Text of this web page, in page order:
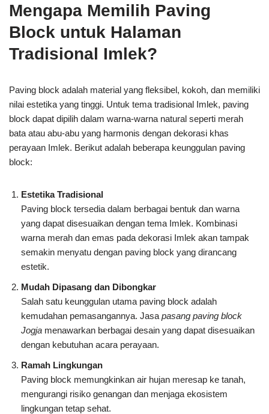
Mengapa Memilih Paving
Block untuk Halaman
Tradisional Imlek?
Paving block adalah material yang fleksibel, kokoh, dan memiliki
nilai estetika yang tinggi. Untuk tema tradisional Imlek, paving
block dapat dipilih dalam warna-warna natural seperti merah
bata atau abu-abu yang harmonis dengan dekorasi khas
perayaan Imlek. Berikut adalah beberapa keunggulan paving
block:
Estetika Tradisional
Paving block tersedia dalam berbagai bentuk dan warna
yang dapat disesuaikan dengan tema Imlek. Kombinasi
warna merah dan emas pada dekorasi Imlek akan tampak
semakin menyatu dengan paving block yang dirancang
estetik.
Mudah Dipasang dan Dibongkar
Salah satu keunggulan utama paving block adalah
kemudahan pemasangannya. Jasa pasang paving block
Jogja menawarkan berbagai desain yang dapat disesuaikan
dengan kebutuhan acara perayaan.
Ramah Lingkungan
Paving block memungkinkan air hujan meresap ke tanah,
mengurangi risiko genangan dan menjaga ekosistem
lingkungan tetap sehat.